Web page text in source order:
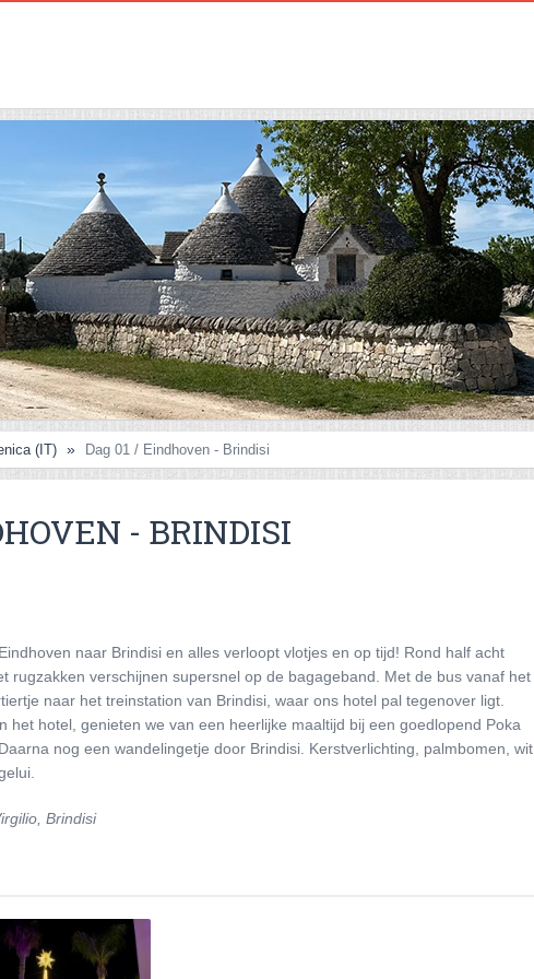
(IT) Dag 01 / Eindhoven - Brindisi
- BRINDISI
naar Brindisi en alles verloopt vlotjes en op tijd! Rond half acht
rugzakken verschijnen supersnel op de bagageband. Met de bus vanaf het
naar het treinstation van Brindisi, waar ons hotel pal tegenover ligt.
het hotel, genieten we van een heerlijke maaltijd bij een goedlopend Poka
nog een wandelingetje door Brindisi. Kerstverlichting, palmbomen, wit
Brindisi